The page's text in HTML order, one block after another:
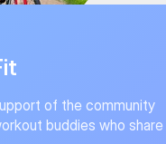
of the community
buddies who share